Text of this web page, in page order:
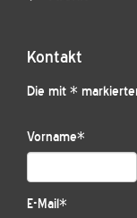
Kontakt
Die mit *
Vorname*
E-Mail*